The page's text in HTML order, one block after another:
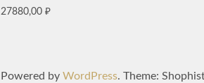
27880,00 ₽
Powered by WordPress. Theme: